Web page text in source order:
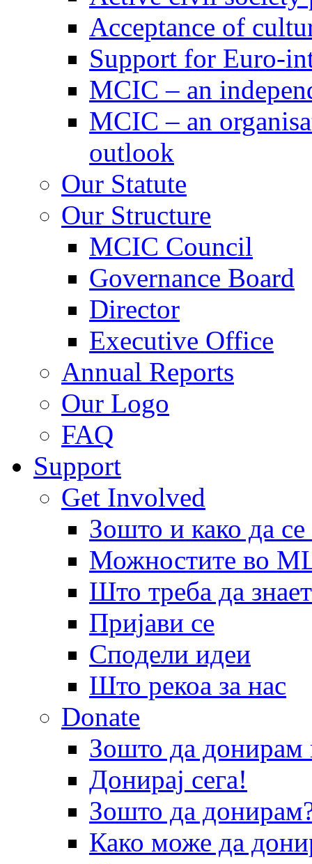
Acceptance of
Support for Euro-
MCIC – an
MCIC – an
outlook
Our Statute
Our Structure
MCIC Council
Governance Board
Director
Executive Office
Annual Reports
Our Logo
FAQ
Support
Get Involved
Зошто и како да
Можностите во
Што треба да
Пријави се
Сподели идеи
Што рекоа за нас
Donate
Зошто да
Донирај сега!
Зошто да
Како може да